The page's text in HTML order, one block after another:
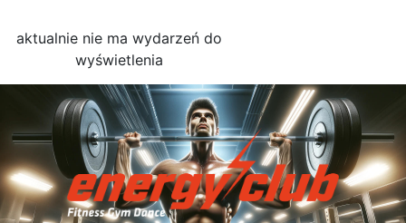
aktualnie nie ma wydarzeń do
wyświetlenia